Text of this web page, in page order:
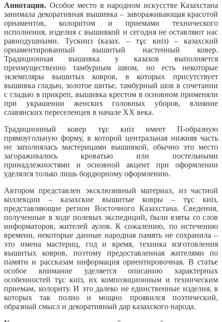
Аннотация. Особое место в народном искусстве Казахстана
занимала декоративная вышивка – завораживающая красотой
орнаментов, колоритом и приемами технического
исполнения, изделия с вышивкой и сегодня не оставляют нас
равнодушными. Тускииз (казах. – тұс киіз) – казахский
орнаментированный вышитый настенный ковер.
Традиционная вышивка у казахов выполняется
преимущественно тамбурным швом, но есть некоторые
экземпляры вышитых ковров, в которых присутствует
вышивка гладью, золотое шитье, тамбурный шов в сочетании
с гладью в прикреп, вышивка крестом в основном применяли
при украшении женских головных уборов, влияние
славянских переселенцев в начале ХХ века.
Традиционный ковер тұс киіз имеет П-образную
прямоугольную форму, в которой центральная нижняя часть
не заполнялась мастерицами вышивкой, обычно это место
загораживалось кроватью или постельными
принадлежностями и основной акцент при оформлении
уделялся только лишь бордюрному оформлению.
Автором представлен эксклюзивный материал, из частной
коллекции – казахские вышитые ковры – тұс киіз,
представляющие регион Восточного Казахстана. Сведения,
полученные в ходе полевых экспедиций, были взяты со слов
информаторов, жителей аулов. К сожалению, по истечению
времени, некоторые данные народная память не сохранила –
это имена мастериц, год и время, техника изготовления
вышитых ковров, поэтому предоставленная жителями по
памяти и рассказам информация ориентировочная. В статье
особое внимание уделяется описанию характерных
особенностей тұс киіз, их композиционным и техническим
приемам, колориту. И это далеко не единственные изделия, в
которых так полно и мощно проявился поэтический,
образный смысл и декоративный дар казахского народа.